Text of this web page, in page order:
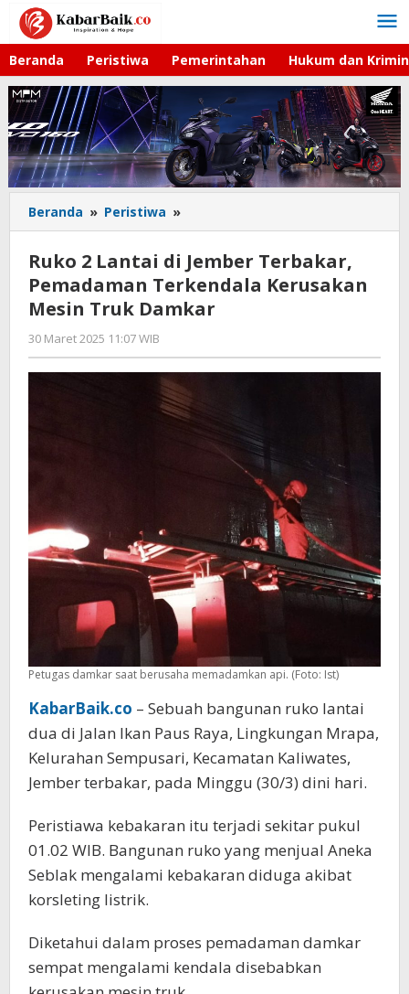
Lewati
konten
Beranda Peristiwa Pemerintahan Hukum dan
Beranda » Peristiwa »
2
Lantai
di
Jember
Terbakar,
Mesin
Truk
Damkar
Ruko 2 Lantai di Jember Terbakar,
Pemadaman Terkendala Kerusakan
Mesin Truk Damkar
30 Maret 2025 11:07 WIB
Andika
DP
Petugas damkar saat berusaha memadamkan api. (Foto: Ist)
KabarBaik.co – Sebuah bangunan ruko lantai
dua di Jalan Ikan Paus Raya, Lingkungan Mrapa,
Kelurahan Sempusari, Kecamatan Kaliwates,
Jember terbakar, pada Minggu (30/3) dini hari.
Peristiawa kebakaran itu terjadi sekitar pukul
01.02 WIB. Bangunan ruko yang menjual Aneka
Seblak mengalami kebakaran diduga akibat
korsleting listrik.
Diketahui dalam proses pemadaman damkar
sempat mengalami kendala disebabkan